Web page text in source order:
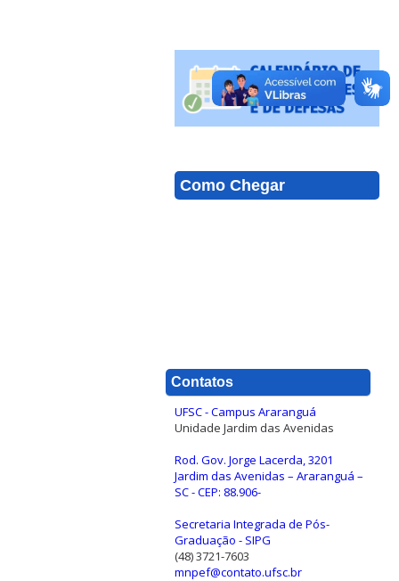
Como Chegar
Contatos
UFSC - Campus Araranguá
Unidade Jardim das Avenidas
Rod. Gov. Jorge Lacerda, 3201
Jardim das Avenidas – Araranguá –
SC - CEP: 88.906-
Secretaria Integrada de Pós-
Graduação - SIPG
(48) 3721-7603
mnpef@contato.ufsc.br